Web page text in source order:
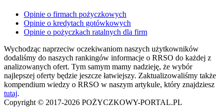
Opinie o firmach pożyczkowych
Opinie o kredytach gotówkowych
Opinie o pożyczkach ratalnych dla firm
Wychodząc naprzeciw oczekiwaniom naszych użytkowników
dodaliśmy do naszych rankingów informacje o RRSO do każdej z
analizowanych ofert. Tym samym mamy nadzieję, że wybór
najlepszej oferty będzie jeszcze łatwiejszy. Zaktualizowaliśmy także
kompendium wiedzy o RRSO w naszym artykule, który znajdziesz
tutaj.
Copyright © 2017-2026 POŻYCZKOWY-PORTAL.PL